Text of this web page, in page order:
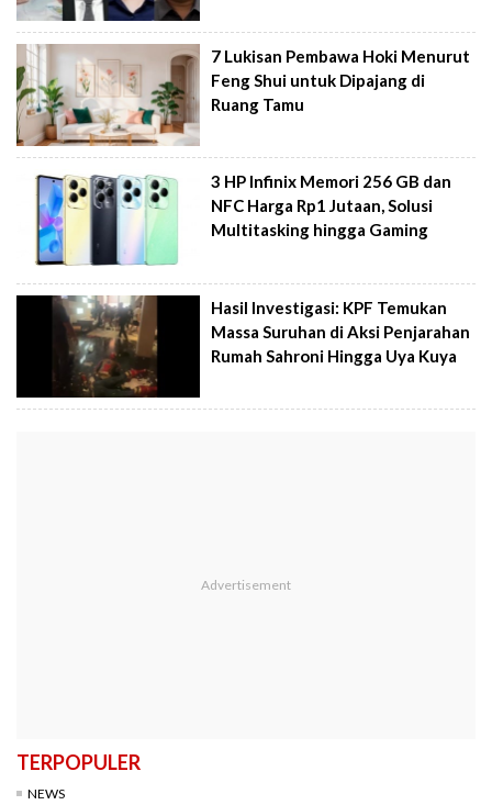
7 Lukisan Pembawa Hoki Menurut
Feng Shui untuk Dipajang di
Ruang Tamu
3 HP Infinix Memori 256 GB dan
NFC Harga Rp1 Jutaan, Solusi
Multitasking hingga Gaming
Hasil Investigasi: KPF Temukan
Massa Suruhan di Aksi Penjarahan
Rumah Sahroni Hingga Uya Kuya
TERPOPULER
NEWS